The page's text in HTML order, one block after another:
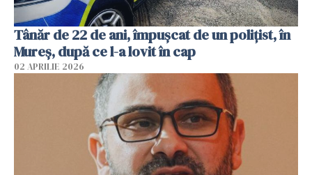
Tânăr de 22 de ani, împușcat de un polițist, în
Mureș, după ce l-a lovit în cap
02 APRILIE 2026